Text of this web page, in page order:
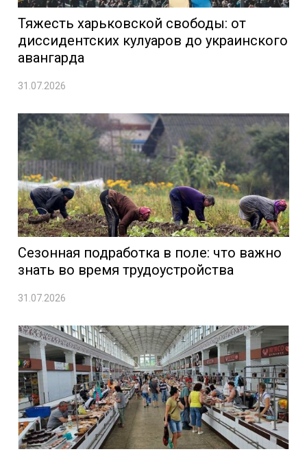
Тяжесть харьковской свободы: от
диссидентских кулуаров до украинского
авангарда
31.07.2026
Сезонная подработка в поле: что важно
знать во время трудоустройства
31.07.2026